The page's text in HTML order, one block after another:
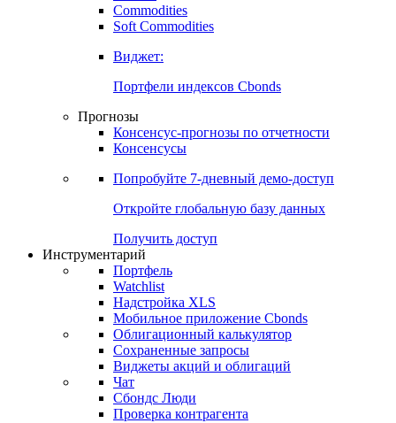
Commodities
Soft Commodities
Виджет:
Портфели индексов Cbonds
Прогнозы
Консенсус-прогнозы по отчетности
Консенсусы
Попробуйте 7-дневный демо-доступ
Откройте глобальную базу данных
Получить доступ
Инструментарий
Портфель
Watchlist
Надстройка XLS
Мобильное приложение Cbonds
Облигационный калькулятор
Сохраненные запросы
Виджеты акций и облигаций
Чат
Сбондс Люди
Проверка контрагента